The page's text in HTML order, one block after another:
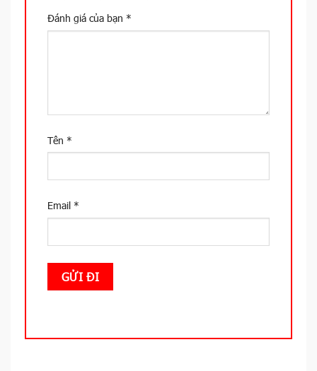
Đánh giá của bạn *
Tên *
Email *